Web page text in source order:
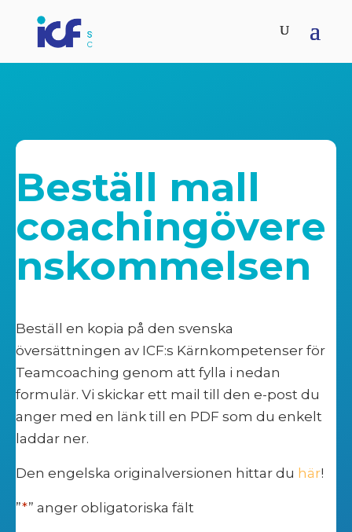
Beställ mall
coachingövere
nskommelsen
Beställ en kopia på den svenska
översättningen av ICF:s Kärnkompetenser för
Teamcoaching genom att fylla i nedan
formulär. Vi skickar ett mail till den e-post du
anger med en länk till en PDF som du enkelt
laddar ner.
Den engelska originalversionen hittar du här!
”*” anger obligatoriska fält